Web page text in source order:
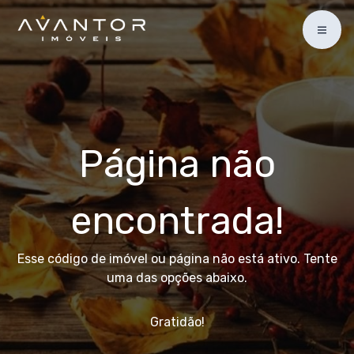
Página não
encontrada!
Esse código de imóvel ou página não está ativo. Tente
uma das opções abaixo.
Gratidão!